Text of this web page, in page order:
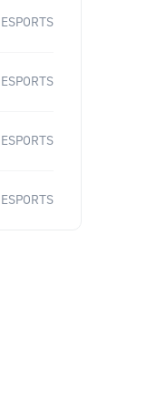
ESPORTS
ESPORTS
ESPORTS
ESPORTS